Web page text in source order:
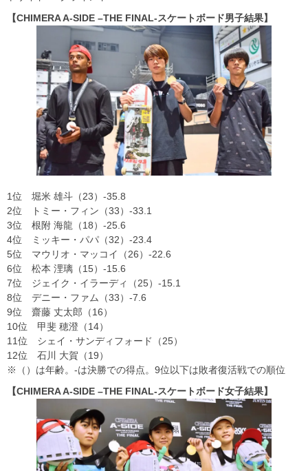
【CHIMERA A-SIDE –THE FINAL-スケートボード男子結果】
1位 堀米 雄斗（23）-35.8
2位 トミー・フィン（33）-33.1
3位 根附 海龍（18）-25.6
4位 ミッキー・パパ（32）-23.4
5位 マウリオ・マッコイ（26）-22.6
6位 松本 浬璃（15）-15.6
7位 ジェイク・イラーディ（25）-15.1
8位 デニー・ファム（33）-7.6
9位 齋藤 丈太郎（16）
10位 甲斐 穂澄（14）
11位 シェイ・サンディフォード（25）
12位 石川 大賀（19）
※（）は年齢。-は決勝での得点。9位以下は敗者復活戦での順位
【CHIMERA A-SIDE –THE FINAL-スケートボード女子結果】